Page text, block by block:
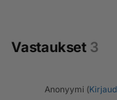
Vastaukset 3
Anonyymi (